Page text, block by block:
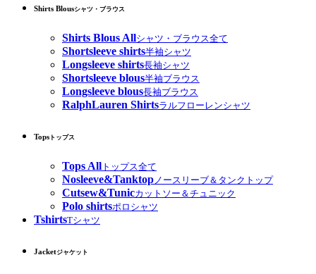
Shirts Blousシャツ・ブラウス
Shirts Blous Allシャツ・ブラウス全て
Shortsleeve shirts半袖シャツ
Longsleeve shirts長袖シャツ
Shortsleeve blous半袖ブラウス
Longsleeve blous長袖ブラウス
RalphLauren Shirtsラルフローレンシャツ
Tops トップス
Tops All トップス全て
Nosleeve&Tanktopノースリーブ＆タンクトップ
Cutsew&Tunicカットソー＆チュニック
Polo shirtsポロシャツ
TshirtsTシャツ
Jacketジャケット